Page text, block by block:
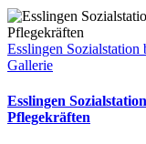
Esslingen Sozialstation
Gallerie
Esslingen
Pflegekräften